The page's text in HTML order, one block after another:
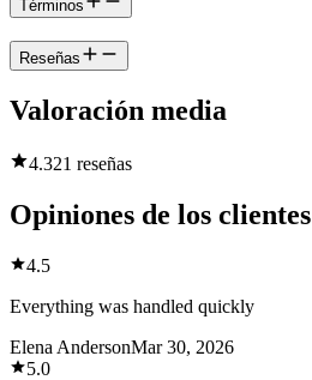
Términos
Reseñas
Valoración media
4.321 reseñas
Opiniones de los clientes
4.5
Everything was handled quickly
Elena AndersonMar 30, 2026
5.0